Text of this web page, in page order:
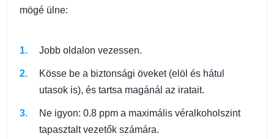
mögé ülne:
Jobb oldalon vezessen.
Kösse be a biztonsági öveket (elöl és hátul
utasok is), és tartsa magánál az iratait.
Ne igyon: 0.8 ppm a maximális véralkoholszint
tapasztalt vezetők számára.